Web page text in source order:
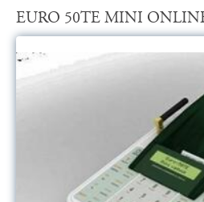
EURO 50TE MINI